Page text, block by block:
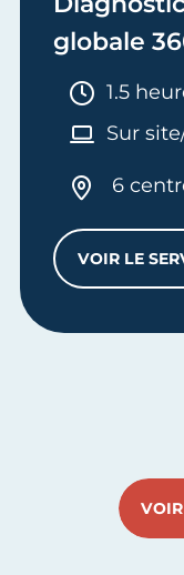
globale
Durée :
1.5
Sur
6
VOIR LE